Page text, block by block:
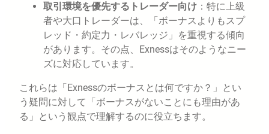
取引環境を優先するトレーダー向け ：特に上級
者や大口トレーダーは、「ボーナスよりもスプ
レッド・約定力・レバレッジ」を重視する傾向
があります。その点、Exnessはそのようなニー
ズに対応しています。
これらは「Exnessのボーナスとは何ですか？」とい
う疑問に対して「ボーナスがないことにも理由があ
る」という観点で理解するのに役立ちます。